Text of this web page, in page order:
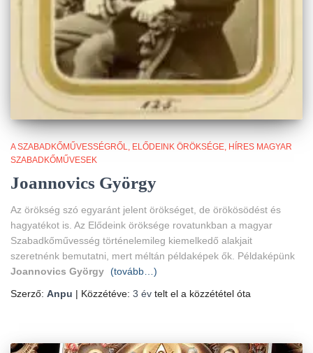
A SZABADKŐMŰVESSÉGRŐL ELŐDEINK ÖRÖKSÉGE HÍRES MAGYAR
SZABADKŐMŰVESEK
Joannovics György
Az örökség szó egyaránt jelent örökséget, de örökösödést és
hagyatékot is. Az Elődeink öröksége rovatunkban a magyar
Szabadkőművesség történelemileg kiemelkedő alakjait
szeretnénk bemutatni, mert méltán példaképek ők. Példaképünk
Joannovics György (tovább…)
Szerző: Anpu | Közzétéve: 3 év telt el a közzététel óta